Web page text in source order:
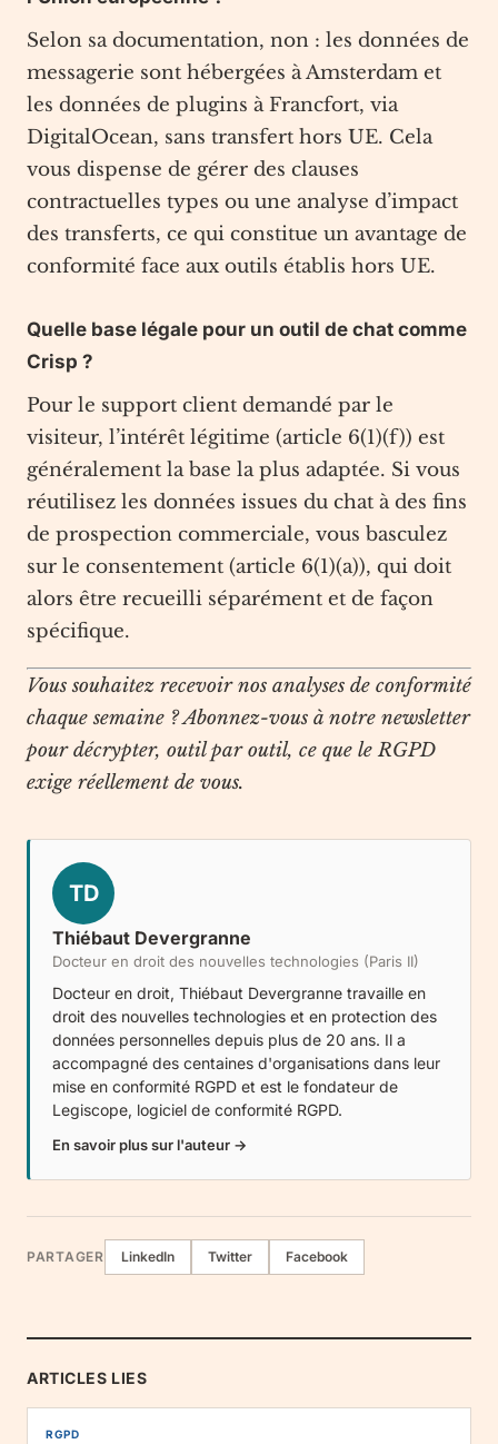
Selon sa documentation, non : les données de
messagerie sont hébergées à Amsterdam et
les données de plugins à Francfort, via
DigitalOcean, sans transfert hors UE. Cela
vous dispense de gérer des clauses
contractuelles types ou une analyse d’impact
des transferts, ce qui constitue un avantage de
conformité face aux outils établis hors UE.
Quelle base légale pour un outil de chat comme
Crisp ?
Pour le support client demandé par le
visiteur, l’intérêt légitime (article 6(1)(f)) est
généralement la base la plus adaptée. Si vous
réutilisez les données issues du chat à des fins
de prospection commerciale, vous basculez
sur le consentement (article 6(1)(a)), qui doit
alors être recueilli séparément et de façon
spécifique.
Vous souhaitez recevoir nos analyses de conformité
chaque semaine ? Abonnez-vous à notre newsletter
pour décrypter, outil par outil, ce que le RGPD
exige réellement de vous.
TD
Thiébaut Devergranne
Docteur en droit des nouvelles technologies (Paris II)
Docteur en droit, Thiébaut Devergranne travaille en
droit des nouvelles technologies et en protection des
données personnelles depuis plus de 20 ans. Il a
accompagné des centaines d'organisations dans leur
mise en conformité RGPD et est le fondateur de
Legiscope, logiciel de conformité RGPD.
En savoir plus sur l'auteur →
PARTAGER LinkedIn Twitter Facebook
ARTICLES LIES
RGPD